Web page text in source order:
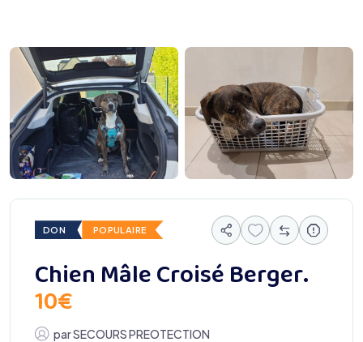
DON POPULAIRE
Chien Mâle Croisé Berger.
10€
parSECOURS PREOTECTION